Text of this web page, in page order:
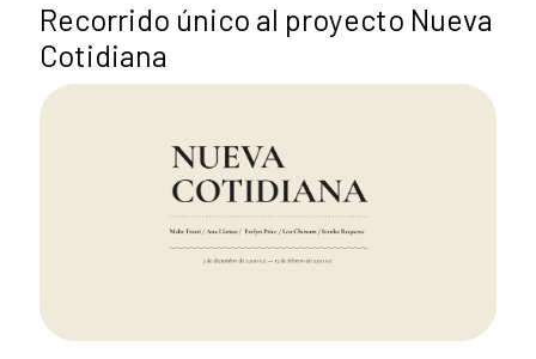
Recorrido único al proyecto Nueva
Cotidiana